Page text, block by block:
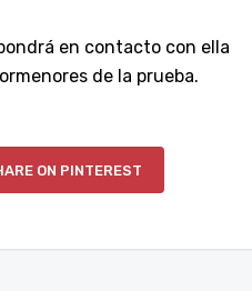
en contacto con ella
de la prueba.
ON PINTEREST